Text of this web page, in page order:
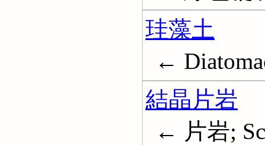
珪藻土
←
結晶片岩
← 片岩;